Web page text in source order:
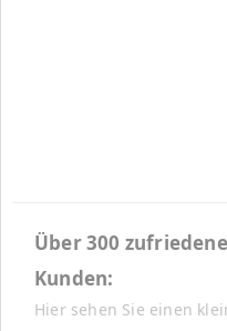
Über 300 zufriedene
Kunden:
Hier sehen Sie einen